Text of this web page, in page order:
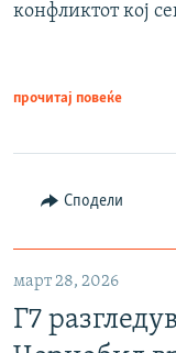
конфликтот кој
прочитај повеќе
Сподели
март 28, 2026
Г7